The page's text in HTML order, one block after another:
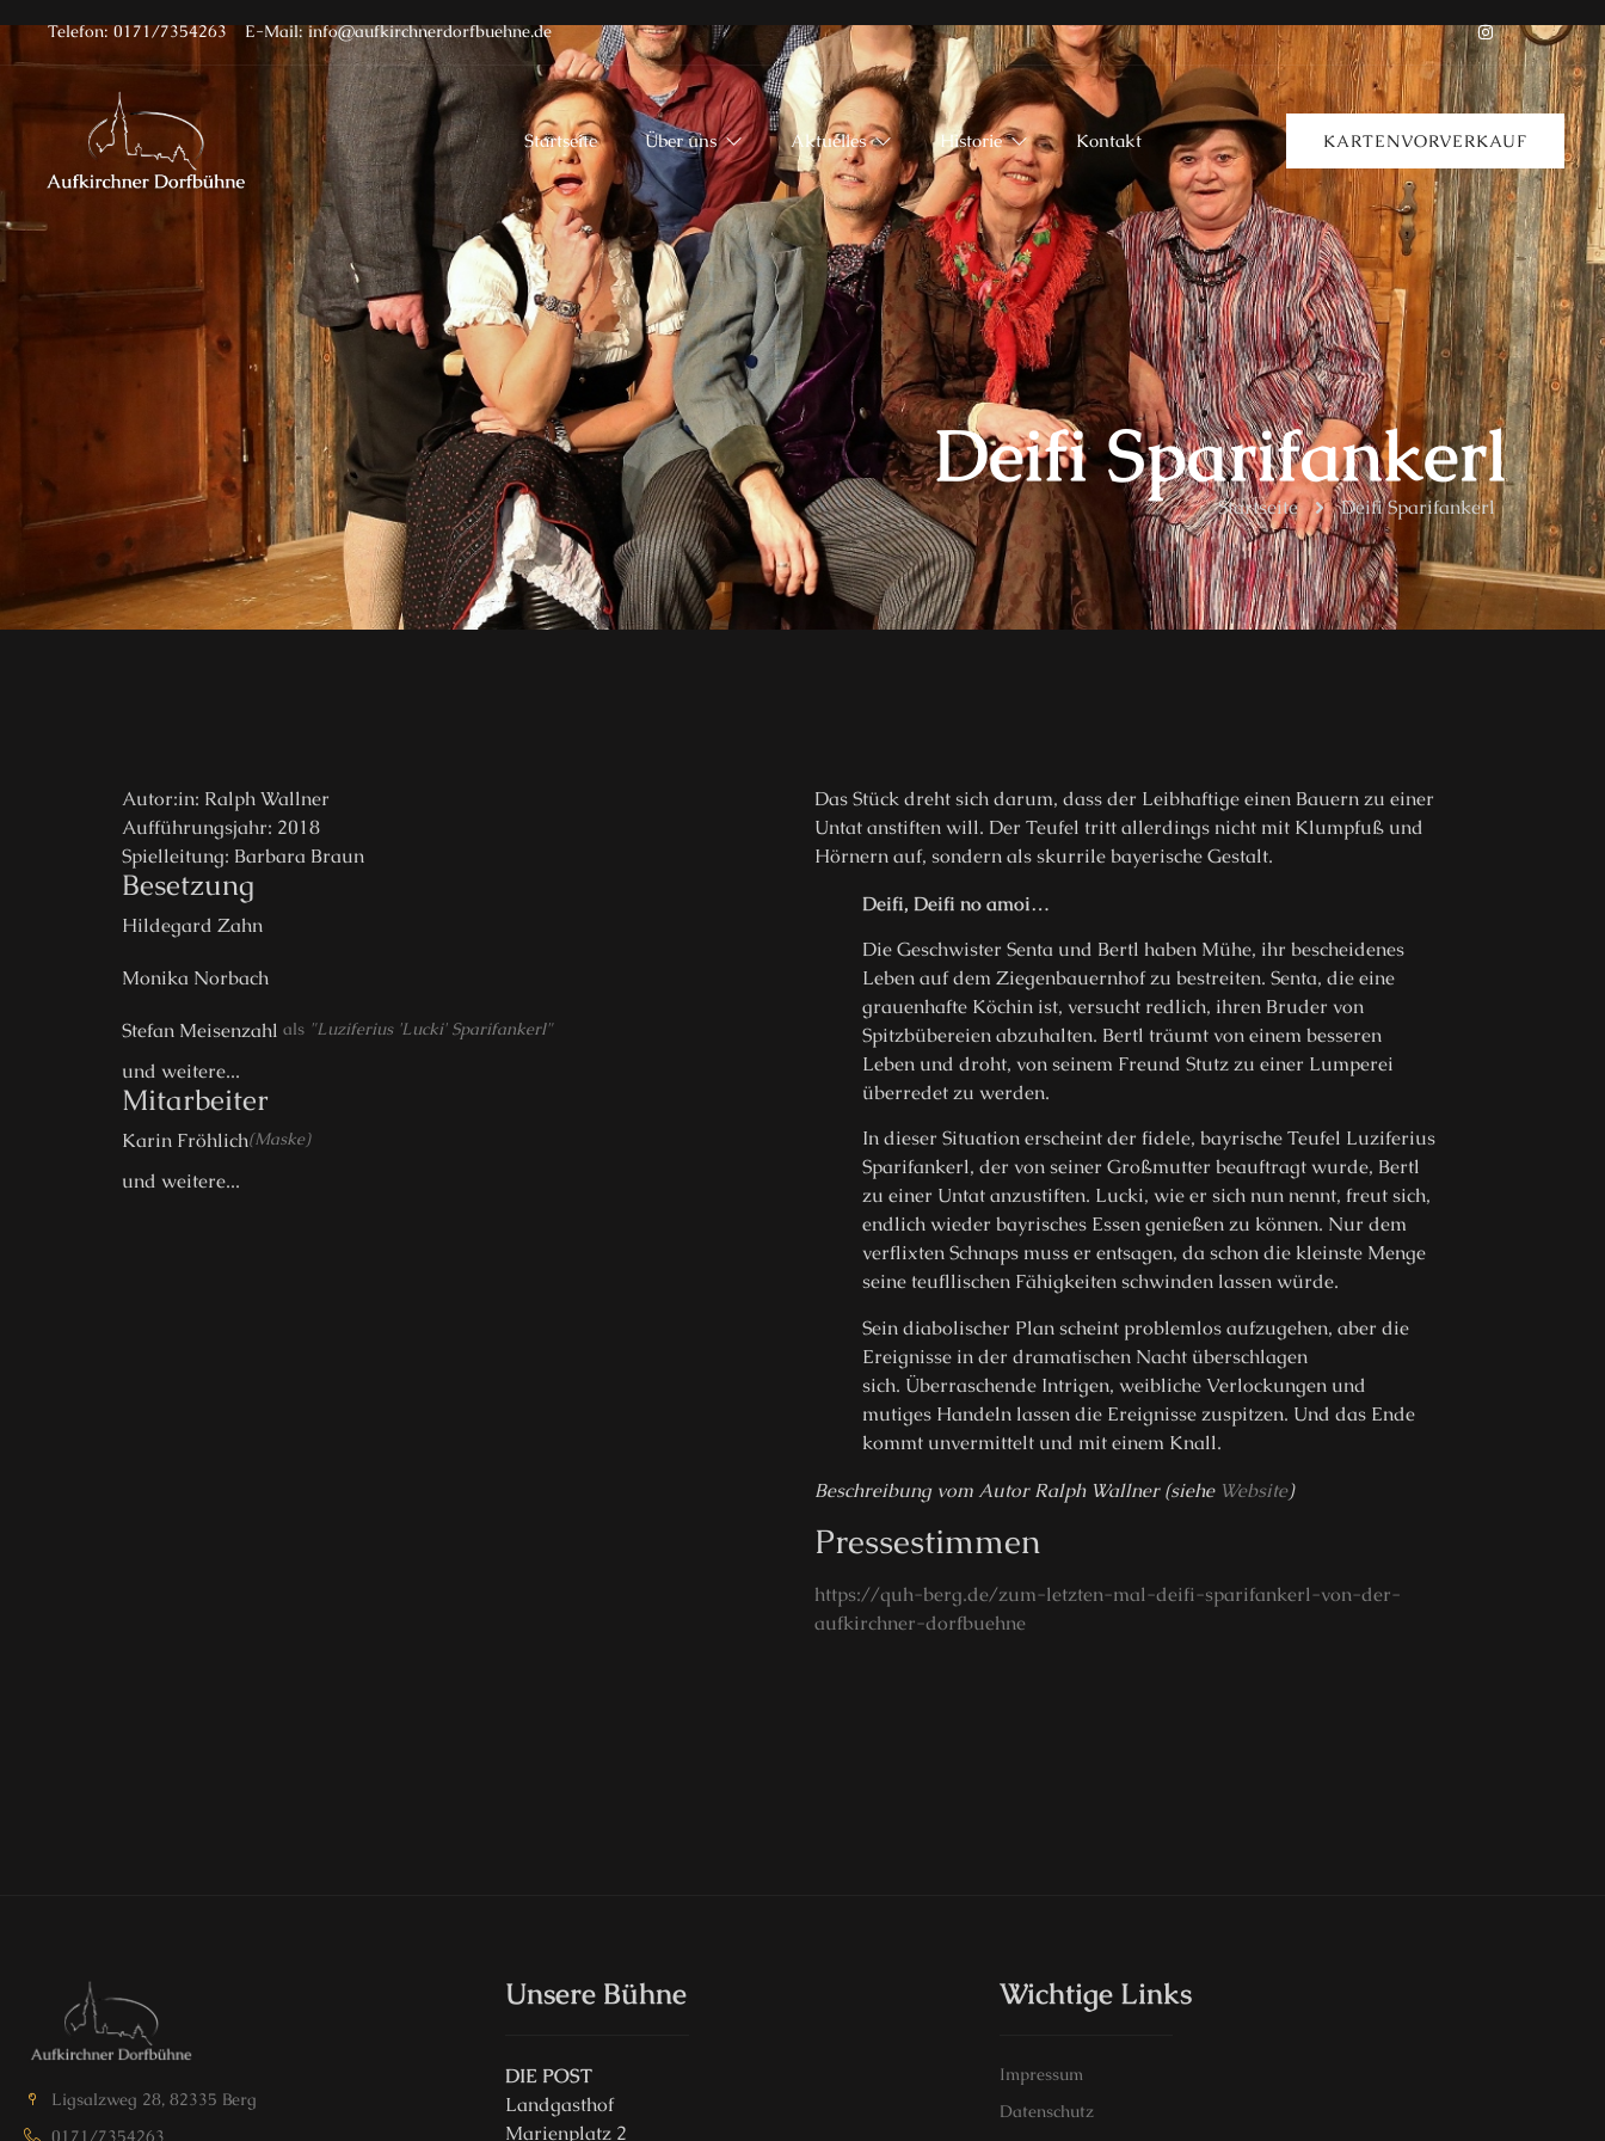
Telefon: 0171/7354263 E-Mail: info@aufkirchnerdorfbuehne.de
Startseite Über uns Aktuelles Historie Kontakt KARTENVORVERKAUF
Deifi Sparifankerl
Startseite Deifi Sparifankerl
Autor:in: Ralph Wallner
Aufführungsjahr: 2018
Spielleitung: Barbara Braun
Besetzung
Hildegard Zahn
Monika Norbach
Stefan Meisenzahl als "Luziferius 'Lucki' Sparifankerl"
und weitere...
Mitarbeiter
Karin Fröhlich(Maske)
und weitere...
Das Stück dreht sich darum, dass der Leibhaftige einen Bauern zu einer
Untat anstiften will. Der Teufel tritt allerdings nicht mit Klumpfuß und
Hörnern auf, sondern als skurrile bayerische Gestalt.
Deifi, Deifi no amoi…
Die Geschwister Senta und Bertl haben Mühe, ihr bescheidenes
Leben auf dem Ziegenbauernhof zu bestreiten. Senta, die eine
grauenhafte Köchin ist, versucht redlich, ihren Bruder von
Spitzbübereien abzuhalten. Bertl träumt von einem besseren
Leben und droht, von seinem Freund Stutz zu einer Lumperei
überredet zu werden.
In dieser Situation erscheint der fidele, bayrische Teufel Luziferius
Sparifankerl, der von seiner Großmutter beauftragt wurde, Bertl
zu einer Untat anzustiften. Lucki, wie er sich nun nennt, freut sich,
endlich wieder bayrisches Essen genießen zu können. Nur dem
verflixten Schnaps muss er entsagen, da schon die kleinste Menge
seine teufllischen Fähigkeiten schwinden lassen würde.
Sein diabolischer Plan scheint problemlos aufzugehen, aber die
Ereignisse in der dramatischen Nacht überschlagen
sich. Überraschende Intrigen, weibliche Verlockungen und
mutiges Handeln lassen die Ereignisse zuspitzen. Und das Ende
kommt unvermittelt und mit einem Knall.
Beschreibung vom Autor Ralph Wallner (siehe Website)
Pressestimmen
https://quh-berg.de/zum-letzten-mal-deifi-sparifankerl-von-der-
aufkirchner-dorfbuehne
Ligsalzweg 28, 82335 Berg
0171/7354263
Unsere Bühne
DIE POST
Landgasthof
Marienplatz 2
Wichtige Links
Impressum
Datenschutz